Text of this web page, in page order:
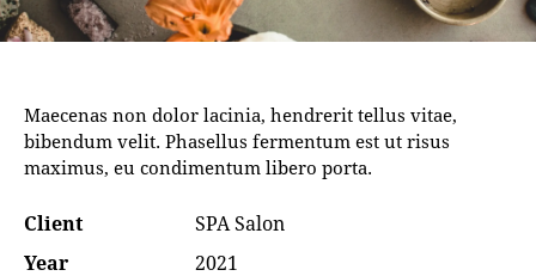
Maecenas non dolor lacinia, hendrerit tellus vitae,
bibendum velit. Phasellus fermentum est ut risus
maximus, eu condimentum libero porta.
Client
SPA Salon
Year
2021